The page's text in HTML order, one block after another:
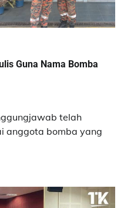
Guna Nama Bomba
telah
anggota bomba yang